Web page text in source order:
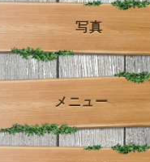
写真
メニュー